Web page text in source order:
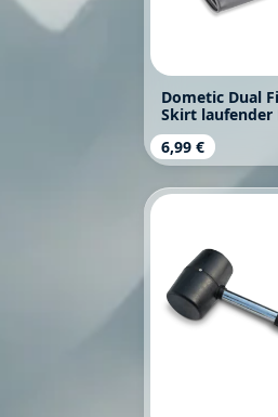
Dometic Dual
Skirt laufender
Regulärer
6,99 €